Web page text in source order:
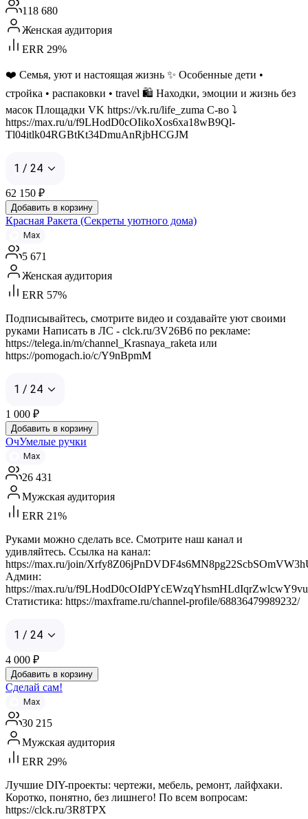
118 680
Женская аудитория
ERR 29%
❤️ Семья, уют и настоящая жизнь ✨ Особенные дети •
стройка • распаковки • travel 🛍️ Находки, эмоции и жизнь без
масок Площадки VK https://vk.ru/life_zuma С-во ⤵️
https://max.ru/u/f9LHodD0cOIikoXos6xa18wB9Ql-
Tl04itlk04RGBtKt34DmuAnRjbHCGJM
1 / 24
62 150 ₽
Добавить в корзину
Красная Ракета (Секреты уютного дома)
Max
5 671
Женская аудитория
ERR 57%
Подписывайтесь, смотрите видео и создавайте уют своими
руками Написать в ЛС - clck.ru/3V26B6 по рекламе:
https://telega.in/m/channel_Krasnaya_raketa или
https://pomogach.io/c/Y9nBpmM
1 / 24
1 000 ₽
Добавить в корзину
ОчУмелые ручки
Max
26 431
Мужская аудитория
ERR 21%
Руками можно сделать все. Смотрите наш канал и
удивляйтесь. Ссылка на канал:
https://max.ru/join/
Админ:
https://max.ru/u/
Статистика: https://maxframe.ru/channel-profile/68836479989232/
1 / 24
4 000 ₽
Добавить в корзину
Сделай сам!
Max
30 215
Мужская аудитория
ERR 29%
Лучшие DIY-проекты: чертежи, мебель, ремонт, лайфхаки.
Коротко, понятно, без лишнего! По всем вопросам:
https://clck.ru/3R8TPX